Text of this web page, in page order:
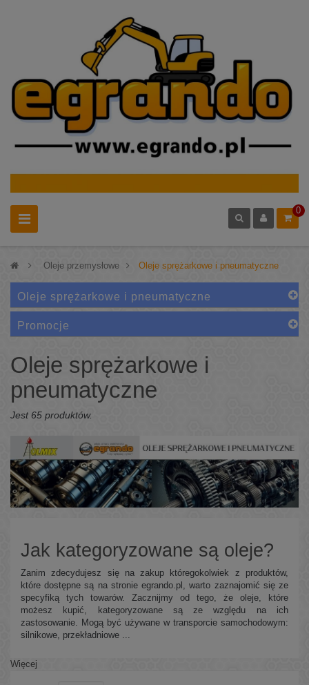
0
> Oleje przemysłowe > Oleje sprężarkowe i pneumatyczne
Oleje sprężarkowe i pneumatyczne
Promocje
Oleje sprężarkowe i
pneumatyczne
Jest 65 produktów.
Jak kategoryzowane są oleje?
Zanim zdecydujesz się na zakup któregokolwiek z produktów,
które dostępne są na stronie egrando.pl, warto zaznajomić się ze
specyfiką tych towarów. Zacznijmy od tego, że oleje, które
możesz kupić, kategoryzowane są ze względu na ich
zastosowanie. Mogą być używane w transporcie samochodowym:
silnikowe, przekładniowe ...
Więcej